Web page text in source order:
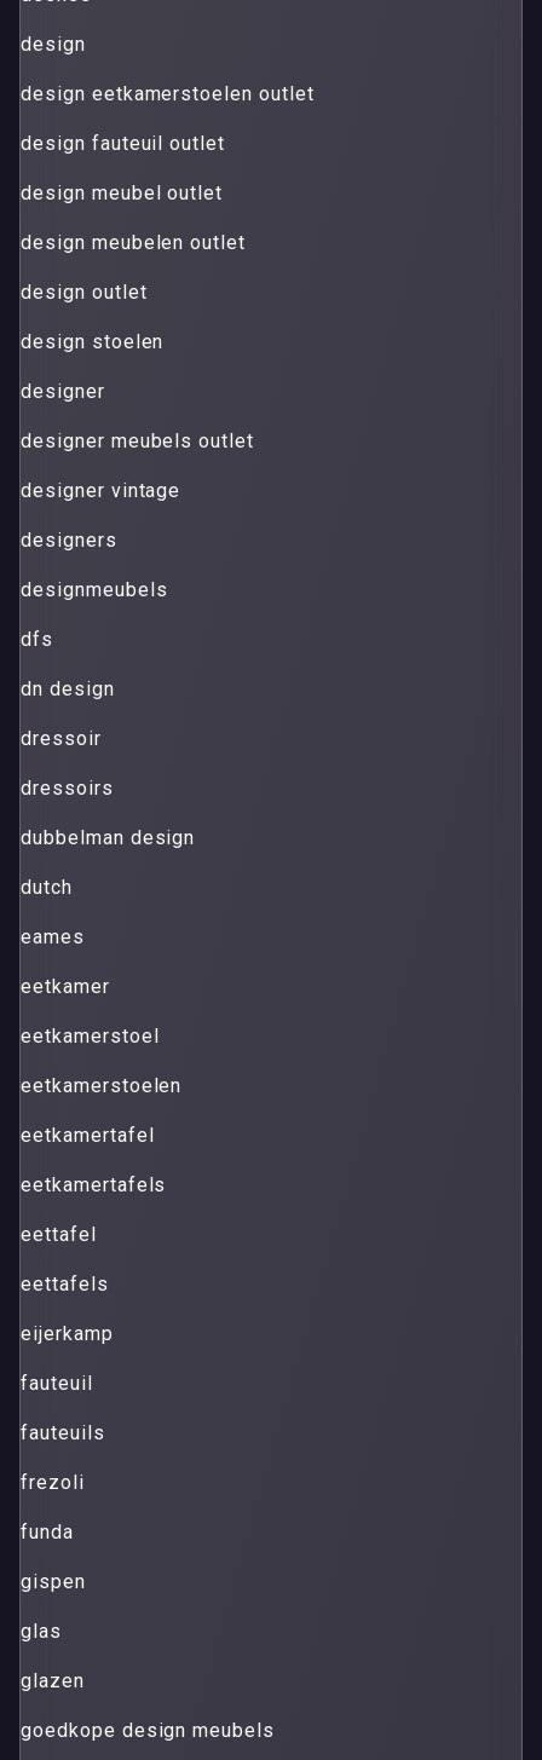
design
design eetkamerstoelen outlet
design fauteuil outlet
design meubel outlet
design meubelen outlet
design outlet
design stoelen
designer
designer meubels outlet
designer vintage
designers
designmeubels
dfs
dn design
dressoir
dressoirs
dubbelman design
dutch
eames
eetkamer
eetkamerstoel
eetkamerstoelen
eetkamertafel
eetkamertafels
eettafel
eettafels
eijerkamp
fauteuil
fauteuils
frezoli
funda
gispen
glas
glazen
goedkope design meubels